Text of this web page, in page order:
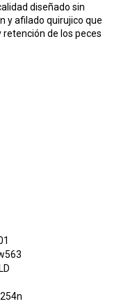
diseñado sin
y afilado quirujico que
de los peces